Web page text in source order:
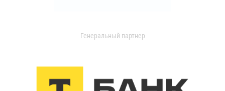
Генеральный партнер